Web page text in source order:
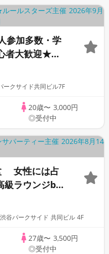
参加多数・学
者大歓迎★初
友達作り麻雀
ークサイド共同ビル7F
20歳〜 3,000円
◎受付中
女性には占
ラウンジbar
上 「高
業」「公務
谷パークサイド 共同ビル 4F
27歳〜 3,500円
◎受付中